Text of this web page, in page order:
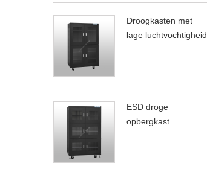
Droogkasten met
lage luchtvochtigheid
ESD droge
opbergkast